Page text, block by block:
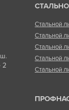
2
Стальной
Стальной
Стальной
Стальной
Стальной